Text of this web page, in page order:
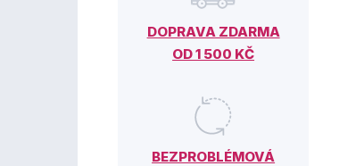
DOPRAVA ZDARMA
OD 1 500 KČ
BEZPROBLÉMOVÁ